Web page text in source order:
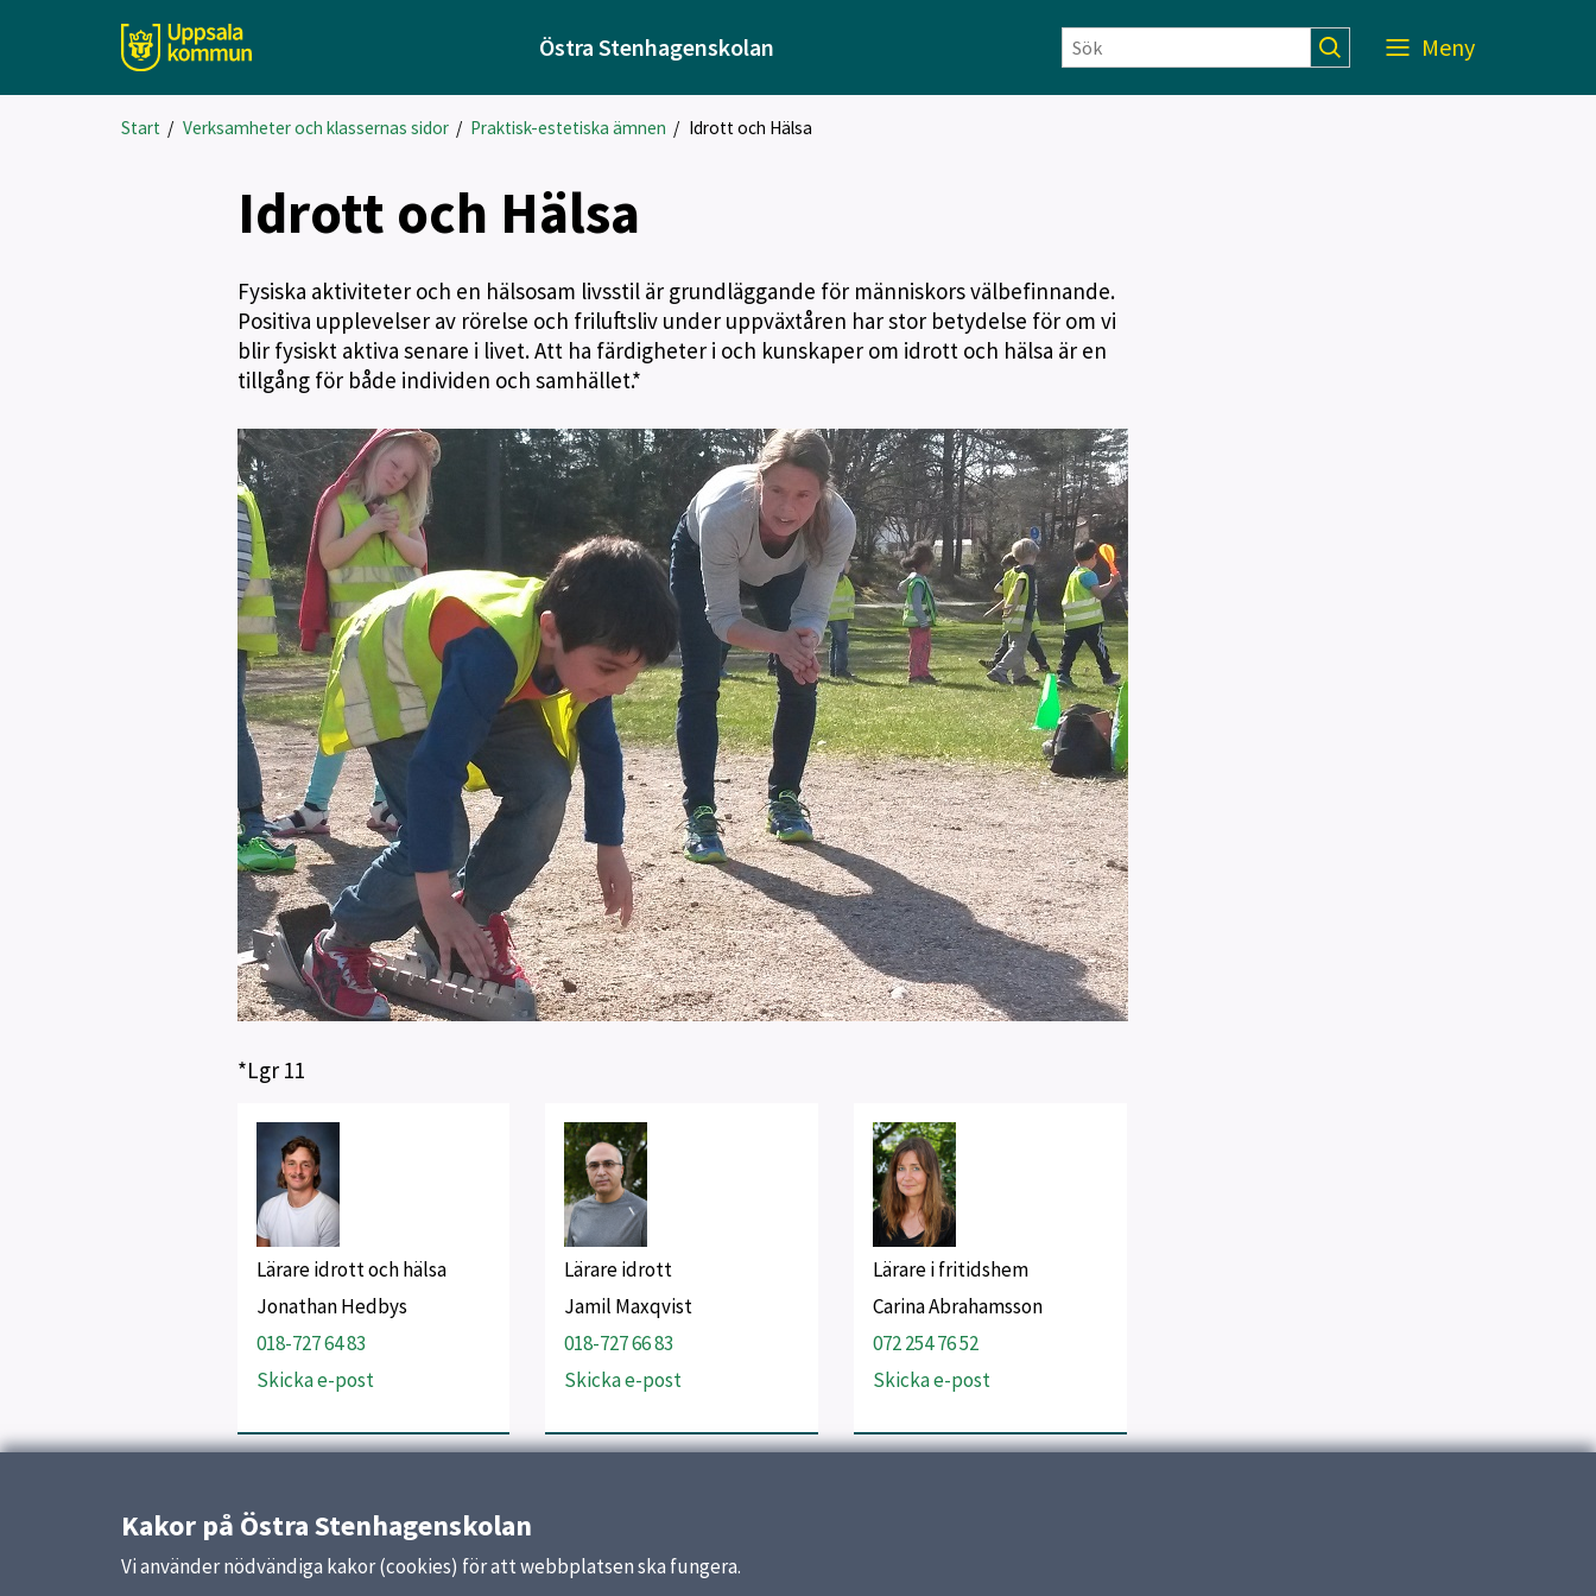
Östra Stenhagenskolan Meny
Start / Verksamheter och klassernas sidor/ Praktisk-estetiska ämnen / Idrott och Hälsa
Idrott och Hälsa
Fysiska aktiviteter och en hälsosam livsstil är grundläggande för människors välbefinnande.
Positiva upplevelser av rörelse och friluftsliv under uppväxtåren har stor betydelse för om vi
blir fysiskt aktiva senare i livet. Att ha färdigheter i och kunskaper om idrott och hälsa är en
tillgång för både individen och samhället.*
*Lgr 11
Lärare idrott och hälsa
Jonathan Hedbys
018-727 64 83
Skicka e-post
Lärare idrott
Jamil Maxqvist
018-727 66 83
Skicka e-post
Lärare i fritidshem
Carina Abrahamsson
072 254 76 52
Skicka e-post
Kakor på Östra Stenhagenskolan
Vi använder nödvändiga kakor (cookies) för att webbplatsen ska fungera.